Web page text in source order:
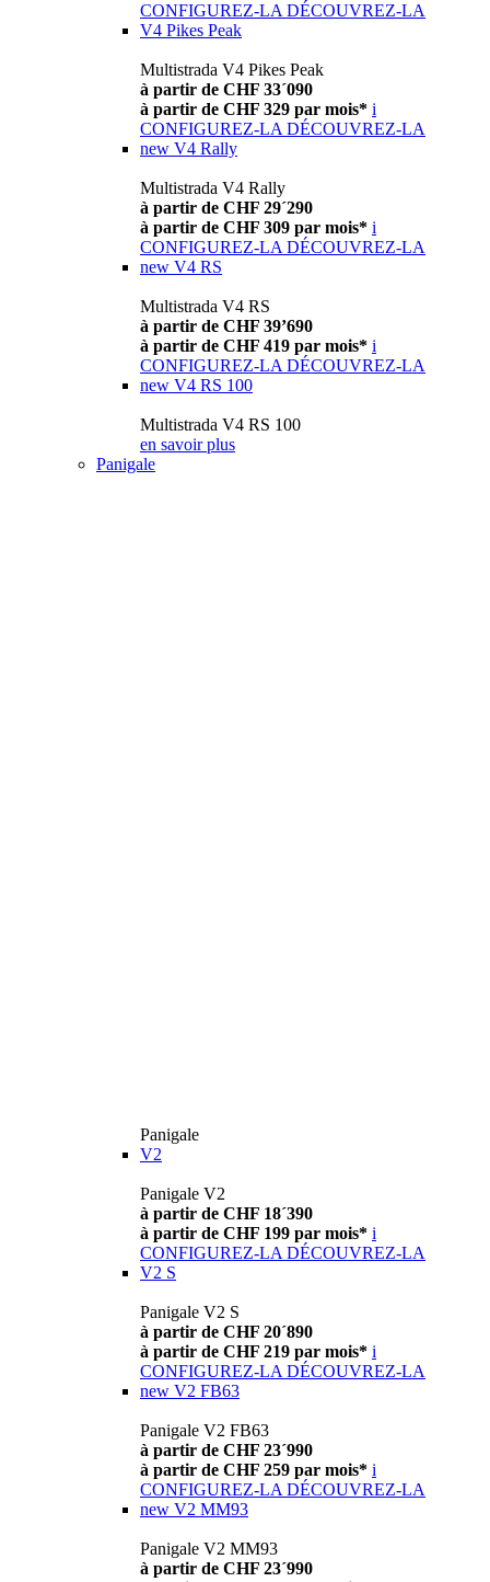
CONFIGUREZ-LA DÉCOUVREZ-LA
V4 Pikes Peak
Multistrada V4 Pikes Peak
à partir de CHF 33´090
à partir de CHF 329 par mois* i
CONFIGUREZ-LA DÉCOUVREZ-LA
new V4 Rally
Multistrada V4 Rally
à partir de CHF 29´290
à partir de CHF 309 par mois* i
CONFIGUREZ-LA DÉCOUVREZ-LA
new V4 RS
Multistrada V4 RS
à partir de CHF 39’690
à partir de CHF 419 par mois* i
CONFIGUREZ-LA DÉCOUVREZ-LA
new V4 RS 100
Multistrada V4 RS 100
en savoir plus
Panigale
Panigale
V2
Panigale V2
à partir de CHF 18´390
à partir de CHF 199 par mois* i
CONFIGUREZ-LA DÉCOUVREZ-LA
V2 S
Panigale V2 S
à partir de CHF 20´890
à partir de CHF 219 par mois* i
CONFIGUREZ-LA DÉCOUVREZ-LA
new V2 FB63
Panigale V2 FB63
à partir de CHF 23´990
à partir de CHF 259 par mois* i
CONFIGUREZ-LA DÉCOUVREZ-LA
new V2 MM93
Panigale V2 MM93
à partir de CHF 23´990